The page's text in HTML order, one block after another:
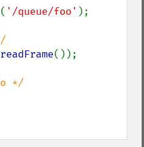
( '/queue/foo' );
readFrame());